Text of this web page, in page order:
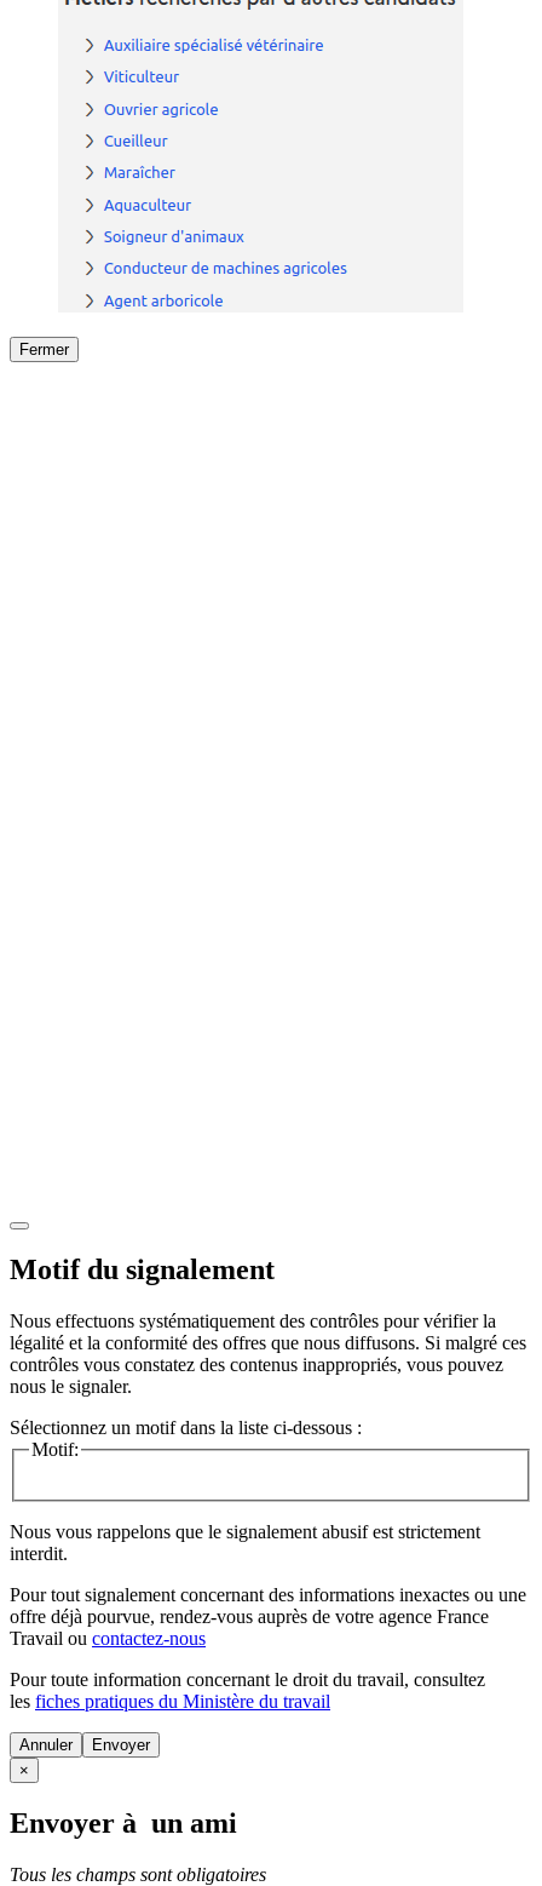
Fermer
Motif du signalement
Nous effectuons systématiquement des contrôles pour vérifier la
légalité et la conformité des offres que nous diffusons. Si malgré ces
contrôles vous constatez des contenus inappropriés, vous pouvez
nous le signaler.
Sélectionnez un motif dans la liste ci-dessous :
Motif:
Nous vous rappelons que le signalement abusif est strictement
interdit.
Pour tout signalement concernant des informations inexactes ou une
offre déjà pourvue, rendez-vous auprès de votre agence France
Travail ou contactez-nous
Pour toute information concernant le droit du travail, consultez
les fiches pratiques du Ministère du travail
Annuler
×
Envoyer à un ami
Tous les champs sont obligatoires